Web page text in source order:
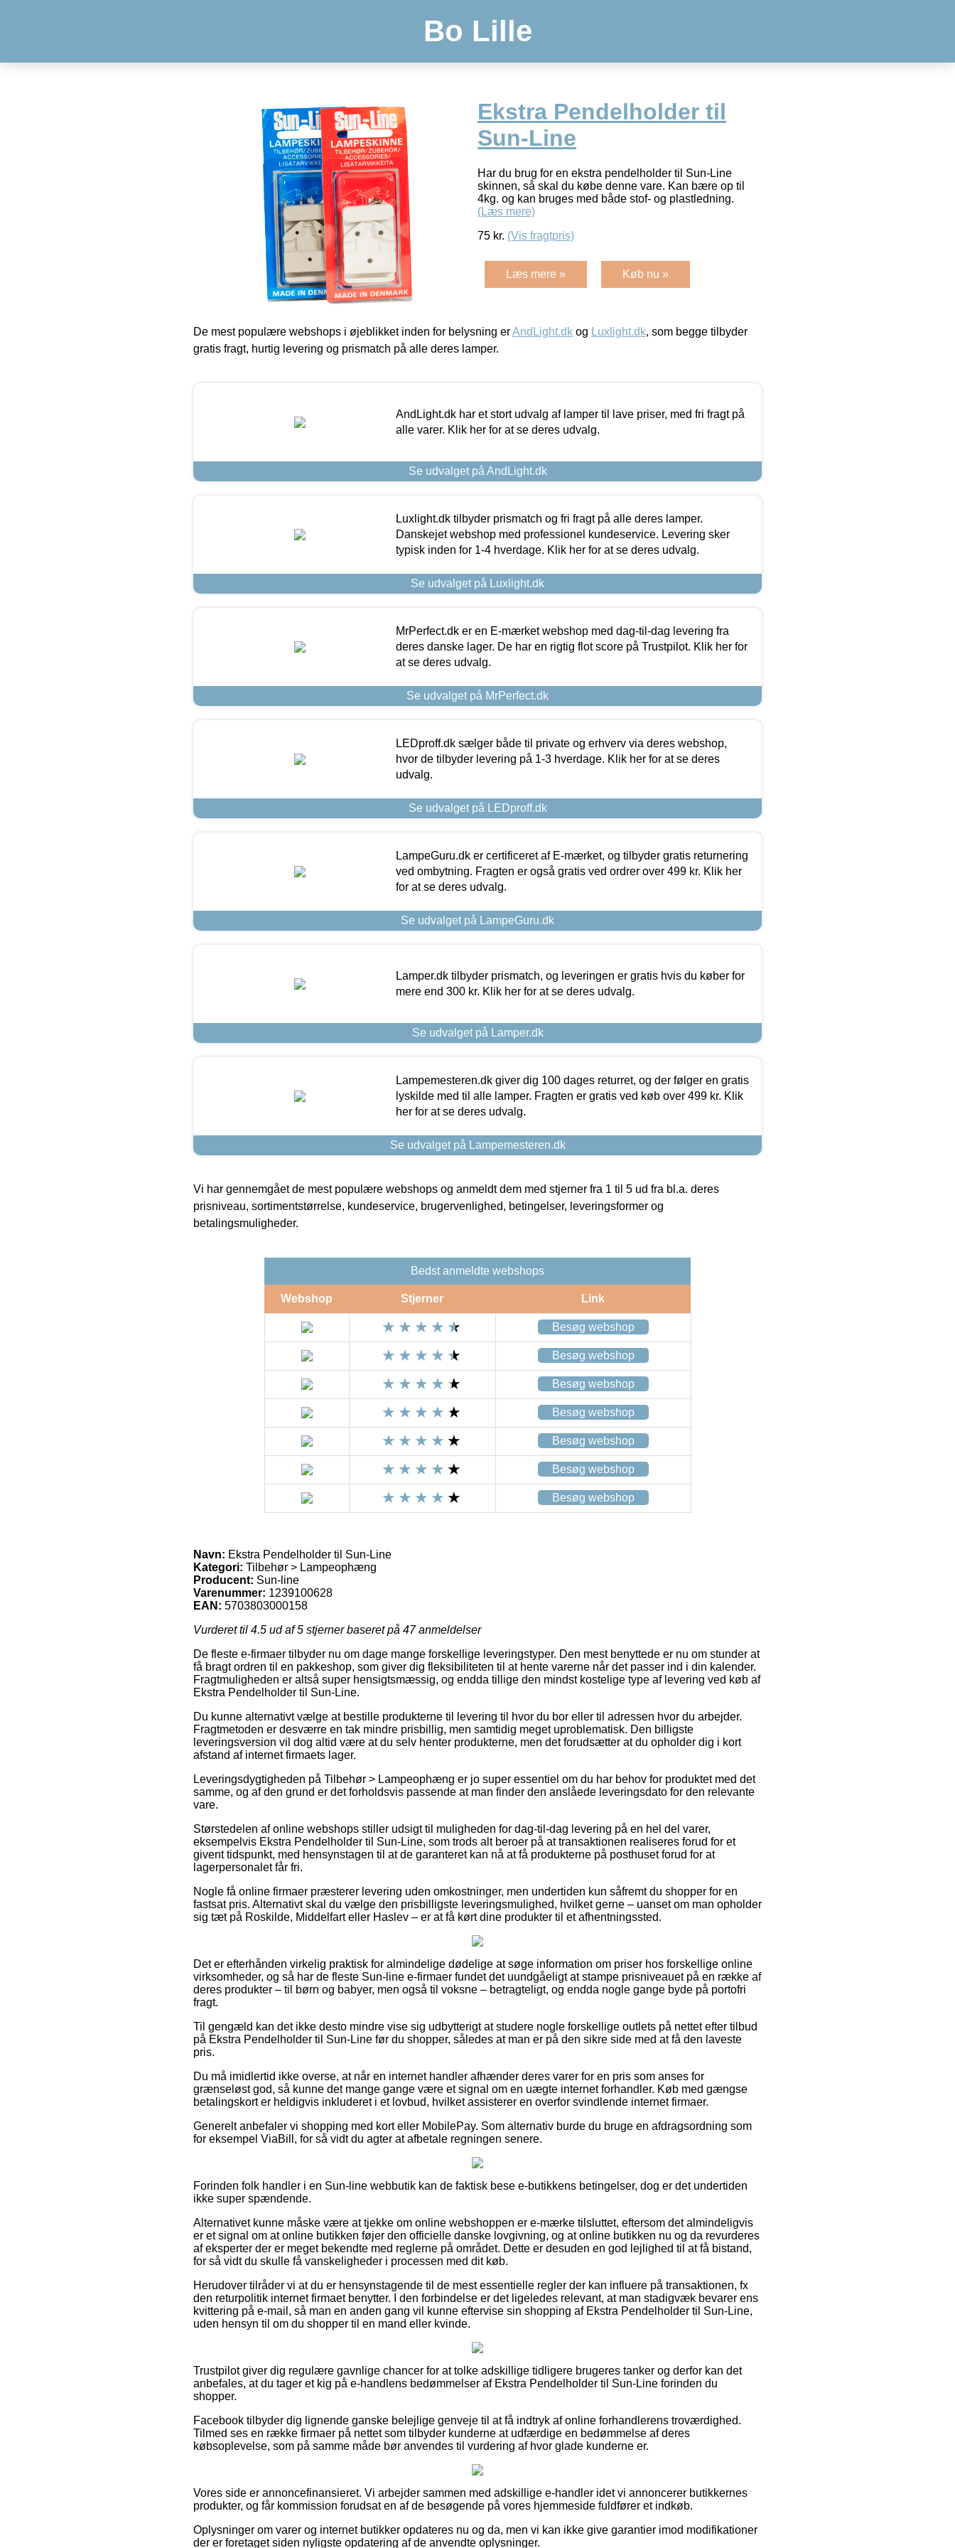
Bo Lille
Ekstra Pendelholder til
Sun-Line
Har du brug for en ekstra pendelholder til Sun-Line
skinnen, så skal du købe denne vare. Kan bære op til
4kg. og kan bruges med både stof- og plastledning.
(Læs mere)
75 kr. (Vis fragtpris)
Læs mere » Køb nu »
De mest populære webshops i øjeblikket inden for belysning erAndLight.dk og Luxlight.dk, som begge tilbyder
gratis fragt, hurtig levering og prismatch på alle deres lamper.
AndLight.dk har et stort udvalg af lamper til lave priser, med fri fragt på
alle varer. Klik her for at se deres udvalg.
Se udvalget på AndLight.dk
Luxlight.dk tilbyder prismatch og fri fragt på alle deres lamper.
Danskejet webshop med professionel kundeservice. Levering sker
typisk inden for 1-4 hverdage. Klik her for at se deres udvalg.
Se udvalget på Luxlight.dk
MrPerfect.dk er en E-mærket webshop med dag-til-dag levering fra
deres danske lager. De har en rigtig flot score på Trustpilot. Klik her for
at se deres udvalg.
Se udvalget på MrPerfect.dk
LEDproff.dk sælger både til private og erhverv via deres webshop,
hvor de tilbyder levering på 1-3 hverdage. Klik her for at se deres
udvalg.
Se udvalget på LEDproff.dk
LampeGuru.dk er certificeret af E-mærket, og tilbyder gratis returnering
ved ombytning. Fragten er også gratis ved ordrer over 499 kr. Klik her
for at se deres udvalg.
Se udvalget på LampeGuru.dk
Lamper.dk tilbyder prismatch, og leveringen er gratis hvis du køber for
mere end 300 kr. Klik her for at se deres udvalg.
Se udvalget på Lamper.dk
Lampemesteren.dk giver dig 100 dages returret, og der følger en gratis
lyskilde med til alle lamper. Fragten er gratis ved køb over 499 kr. Klik
her for at se deres udvalg.
Se udvalget på Lampemesteren.dk
Vi har gennemgået de mest populære webshops og anmeldt dem med stjerner fra 1 til 5 ud fra bl.a. deres
prisniveau, sortimentstørrelse, kundeservice, brugervenlighed, betingelser, leveringsformer og
betalingsmuligheder.
Bedst anmeldte webshops
Webshop Stjerner Link
Besøg webshop
Besøg webshop
Besøg webshop
Besøg webshop
Besøg webshop
Besøg webshop
Besøg webshop
Navn: Ekstra Pendelholder til Sun-Line
Kategori: Tilbehør > Lampeophæng
Producent: Sun-line
Varenummer: 1239100628
EAN: 5703803000158
Vurderet til 4.5 ud af 5 stjerner baseret på 47anmeldelser
De fleste e-firmaer tilbyder nu om dage mange forskellige leveringstyper. Den mest benyttede er nu om stunder at
få bragt ordren til en pakkeshop, som giver dig fleksibiliteten til at hente varerne når det passer ind i din kalender.
Fragtmuligheden er altså super hensigtsmæssig, og endda tillige den mindst kostelige type af levering ved køb af
Ekstra Pendelholder til Sun-Line.
Du kunne alternativt vælge at bestille produkterne til levering til hvor du bor eller til adressen hvor du arbejder.
Fragtmetoden er desværre en tak mindre prisbillig, men samtidig meget uproblematisk. Den billigste
leveringsversion vil dog altid være at du selv henter produkterne, men det forudsætter at du opholder dig i kort
afstand af internet firmaets lager.
Leveringsdygtigheden på Tilbehør > Lampeophæng er jo super essentiel om du har behov for produktet med det
samme, og af den grund er det forholdsvis passende at man finder den anslåede leveringsdato for den relevante
vare.
Størstedelen af online webshops stiller udsigt til muligheden for dag-til-dag levering på en hel del varer,
eksempelvis Ekstra Pendelholder til Sun-Line, som trods alt beroer på at transaktionen realiseres forud for et
givent tidspunkt, med hensynstagen til at de garanteret kan nå at få produkterne på posthuset forud for at
lagerpersonalet får fri.
Nogle få online firmaer præsterer levering uden omkostninger, men undertiden kun såfremt du shopper for en
fastsat pris. Alternativt skal du vælge den prisbilligste leveringsmulighed, hvilket gerne – uanset om man opholder
sig tæt på Roskilde, Middelfart eller Haslev – er at få kørt dine produkter til et afhentningssted.
Det er efterhånden virkelig praktisk for almindelige dødelige at søge information om priser hos forskellige online
virksomheder, og så har de fleste Sun-line e-firmaer fundet det uundgåeligt at stampe prisniveauet på en række af
deres produkter – til børn og babyer, men også til voksne – betragteligt, og endda nogle gange byde på portofri
fragt.
Til gengæld kan det ikke desto mindre vise sig udbytterigt at studere nogle forskellige outlets på nettet efter tilbud
på Ekstra Pendelholder til Sun-Line før du shopper, således at man er på den sikre side med at få den laveste
pris.
Du må imidlertid ikke overse, at når en internet handler afhænder deres varer for en pris som anses for
grænseløst god, så kunne det mange gange være et signal om en uægte internet forhandler. Køb med gængse
betalingskort er heldigvis inkluderet i et lovbud, hvilket assisterer en overfor svindlende internet firmaer.
Generelt anbefaler vi shopping med kort eller MobilePay. Som alternativ burde du bruge en afdragsordning som
for eksempel ViaBill, for så vidt du agter at afbetale regningen senere.
Forinden folk handler i en Sun-line webbutik kan de faktisk bese e-butikkens betingelser, dog er det undertiden
ikke super spændende.
Alternativet kunne måske være at tjekke om online webshoppen er e-mærke tilsluttet, eftersom det almindeligvis
er et signal om at online butikken føjer den officielle danske lovgivning, og at online butikken nu og da revurderes
af eksperter der er meget bekendte med reglerne på området. Dette er desuden en god lejlighed til at få bistand,
for så vidt du skulle få vanskeligheder i processen med dit køb.
Herudover tilråder vi at du er hensynstagende til de mest essentielle regler der kan influere på transaktionen, fx
den returpolitik internet firmaet benytter. I den forbindelse er det ligeledes relevant, at man stadigvæk bevarer ens
kvittering på e-mail, så man en anden gang vil kunne eftervise sin shopping af Ekstra Pendelholder til Sun-Line,
uden hensyn til om du shopper til en mand eller kvinde.
Trustpilot giver dig regulære gavnlige chancer for at tolke adskillige tidligere brugeres tanker og derfor kan det
anbefales, at du tager et kig på e-handlens bedømmelser af Ekstra Pendelholder til Sun-Line forinden du
shopper.
Facebook tilbyder dig lignende ganske belejlige genveje til at få indtryk af online forhandlerens troværdighed.
Tilmed ses en række firmaer på nettet som tilbyder kunderne at udfærdige en bedømmelse af deres
købsoplevelse, som på samme måde bør anvendes til vurdering af hvor glade kunderne er.
Vores side er annoncefinansieret. Vi arbejder sammen med adskillige e-handler idet vi annoncerer butikkernes
produkter, og får kommission forudsat en af de besøgende på vores hjemmeside fuldfører et indkøb.
Oplysninger om varer og internet butikker opdateres nu og da, men vi kan ikke give garantier imod modifikationer
der er foretaget siden nyligste opdatering af de anvendte oplysninger.